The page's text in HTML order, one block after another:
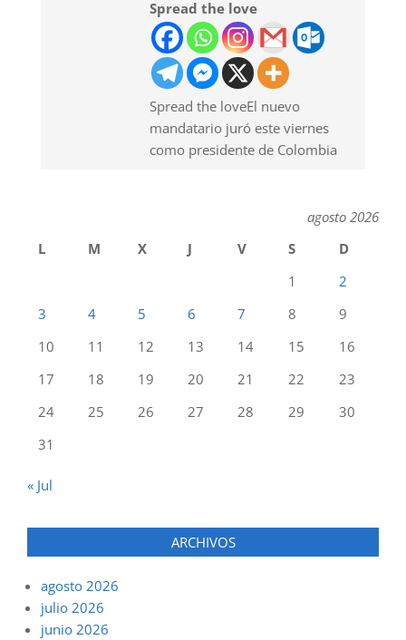
Spread the love
Spread the loveEl nuevo
mandatario juró este viernes
como presidente de Colombia
agosto 2026
L
M X J V S
D
1
2
3
4 5 6 7 8
9
10
11 12 13 14 15
16
17
18 19 20 21 22
23
24
25 26 27 28 29
30
31
« Jul
ARCHIVOS
agosto 2026
julio 2026
junio 2026